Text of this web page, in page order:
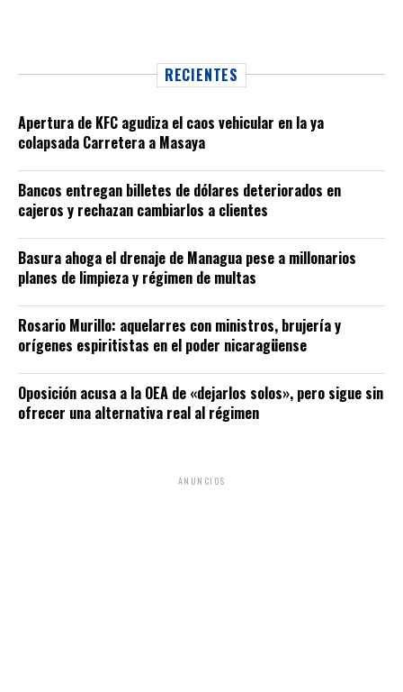
RECIENTES
Apertura de KFC agudiza el caos vehicular en la ya
colapsada Carretera a Masaya
Bancos entregan billetes de dólares deteriorados en
cajeros y rechazan cambiarlos a clientes
Basura ahoga el drenaje de Managua pese a millonarios
planes de limpieza y régimen de multas
Rosario Murillo: aquelarres con ministros, brujería y
orígenes espiritistas en el poder nicaragüense
Oposición acusa a la OEA de «dejarlos solos», pero sigue sin
ofrecer una alternativa real al régimen
ANUNCIOS